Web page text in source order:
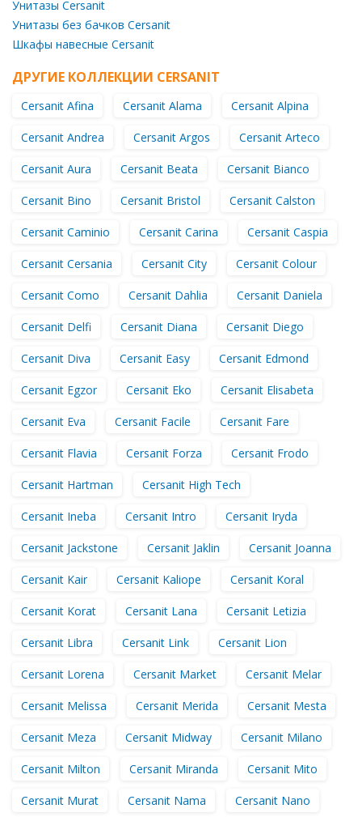
Унитазы Cersanit
Унитазы без бачков Cersanit
Шкафы навесные Cersanit
ДРУГИЕ КОЛЛЕКЦИИ CERSANIT
Cersanit Afina Cersanit Alama Cersanit Alpina
Cersanit Andrea Cersanit Argos Cersanit Arteco
Cersanit Aura Cersanit Beata Cersanit Bianco
Cersanit Bino Cersanit Bristol Cersanit Calston
Cersanit Caminio Cersanit Carina Cersanit Caspia
Cersanit Cersania Cersanit City Cersanit Colour
Cersanit Como Cersanit Dahlia Cersanit Daniela
Cersanit Delfi Cersanit Diana Cersanit Diego
Cersanit Diva Cersanit Easy Cersanit Edmond
Cersanit Egzor Cersanit Eko Cersanit Elisabeta
Cersanit Eva Cersanit Facile Cersanit Fare
Cersanit Flavia Cersanit Forza Cersanit Frodo
Cersanit Hartman Cersanit High Tech
Cersanit Ineba Cersanit Intro Cersanit Iryda
Cersanit Jackstone Cersanit Jaklin Cersanit Joanna
Cersanit Kair Cersanit Kaliope Cersanit Koral
Cersanit Korat Cersanit Lana Cersanit Letizia
Cersanit Libra Cersanit Link Cersanit Lion
Cersanit Lorena Cersanit Market Cersanit Melar
Cersanit Melissa Cersanit Merida Cersanit Mesta
Cersanit Meza Cersanit Midway Cersanit Milano
Cersanit Milton Cersanit Miranda Cersanit Mito
Cersanit Murat Cersanit Nama Cersanit Nano